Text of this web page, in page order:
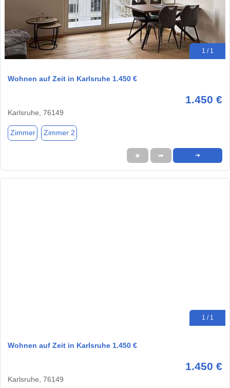
1 / 1
Wohnen auf Zeit in Karlsruhe 1.450 €
1.450 €
Karlsruhe, 76149
Zimmer Zimmer 2
★ ➦ ➜
1 / 1
Wohnen auf Zeit in Karlsruhe 1.450 €
1.450 €
Karlsruhe, 76149